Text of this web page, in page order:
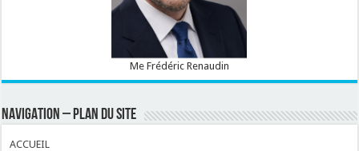
Me Frédéric Renaudin
NAVIGATION – PLAN DU SITE
ACCUEIL